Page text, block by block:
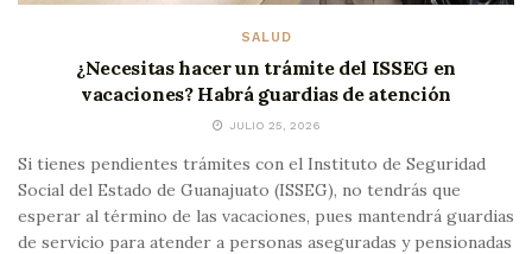
SALUD
¿Necesitas hacer un trámite del ISSEG en
vacaciones? Habrá guardias de atención
JULIO 25, 2026
Si tienes pendientes trámites con el Instituto de Seguridad
Social del Estado de Guanajuato (ISSEG), no tendrás que
esperar al término de las vacaciones, pues mantendrá guardias
de servicio para atender a personas aseguradas y pensionadas